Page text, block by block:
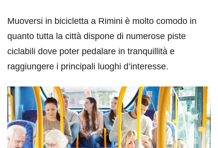
Muoversi in bicicletta a Rimini è molto comodo in
quanto tutta la città dispone di numerose piste
ciclabili dove poter pedalare in tranquillità e
raggiungere i principali luoghi d’interesse.